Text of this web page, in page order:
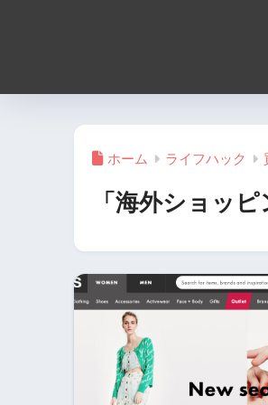
ホーム ライフハック
「海外ショッ